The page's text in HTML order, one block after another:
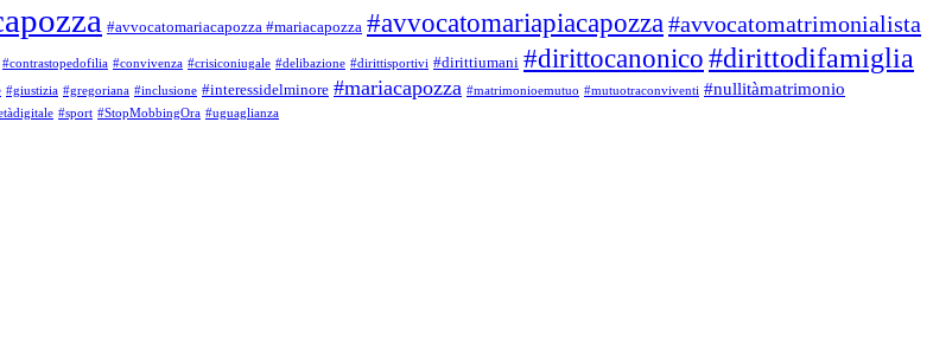
#avvocatomariacapozza #mariacapozza #avvocatomariapiacapozza#avvocatomatrimonialista
#contrastopedofilia #convivenza #crisiconiugale #delibazione #dirittisportivi #dirittiumani #dirittocanonico #dirittodifamiglia
#giustizia #gregoriana #inclusione #interessidelminore #mariacapozza #matrimonioemutuo #mutuotraconviventi #nullitàmatrimonio
#sport #StopMobbingOra #uguaglianza